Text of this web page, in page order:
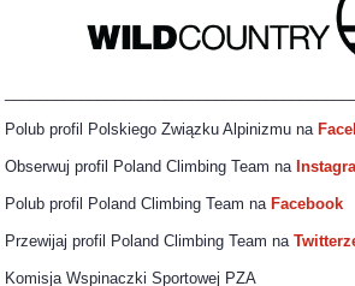
Polub profil Polskiego Związku Alpinizmu na
Obserwuj profil Poland Climbing Team na
Polub profil Poland Climbing Team na Facebook
Przewijaj profil Poland Climbing Team na
Komisja Wspinaczki Sportowej PZA